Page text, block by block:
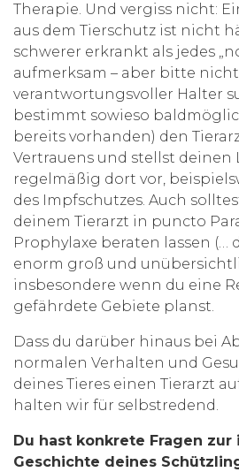
Therapie. Und vergiss nicht:
aus dem Tierschutz ist nicht
schwerer erkrankt als jedes
aufmerksam – aber bitte
verantwortungsvoller Halter
bestimmt sowieso
bereits vorhanden) den
Vertrauens und stellst deinen
regelmäßig dort vor,
des Impfschutzes. Auch
deinem Tierarzt in puncto
Prophylaxe beraten lassen (…
enorm groß und
insbesondere wenn du eine
gefährdete Gebiete planst.
Dass du darüber hinaus bei
normalen Verhalten und
deines Tieres einen Tierarzt
halten wir für selbstredend.
Du hast konkrete Fragen
Geschichte deines